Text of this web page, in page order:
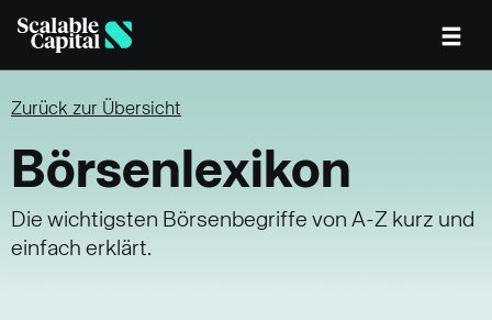
Zurück zur Übersicht
Börsenlexikon
Die wichtigsten Börsenbegriffe von A-Z kurz und
einfach erklärt.